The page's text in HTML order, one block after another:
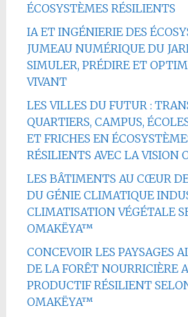
ÉCOSYSTÈMES RÉSILIENTS
IA ET INGÉNIERIE DES
JUMEAU NUMÉRIQUE DU
SIMULER, PRÉDIRE ET
VIVANT
LES VILLES DU FUTUR :
QUARTIERS, CAMPUS,
ET FRICHES EN
RÉSILIENTS AVEC LA VISION
LES BÂTIMENTS AU CŒUR DE
DU GÉNIE CLIMATIQUE
CLIMATISATION VÉGÉTALE
OMAKËYA™
CONCEVOIR LES PAYSAGES
DE LA FORÊT NOURRICIÈRE
PRODUCTIF RÉSILIENT
OMAKËYA™